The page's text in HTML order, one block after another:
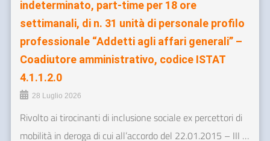
indeterminato, part-time per 18 ore
settimanali, di n. 31 unità di personale profilo
professionale “Addetti agli affari generali” –
Coadiutore amministrativo, codice ISTAT
4.1.1.2.0
28 Luglio 2026
Rivolto ai tirocinanti di inclusione sociale ex percettori di
mobilità in deroga di cui all’accordo del 22.01.2015 – III …